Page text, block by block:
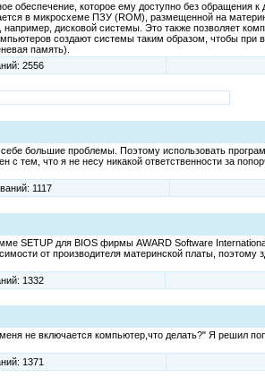
которое ему доступно без обращения
в микросхеме ПЗУ (ROM), размещенной на
дисковой системы. Это также позволяет
создают системы таким образом, чтобы
память).
2556
большие проблемы. Поэтому использовать
с тем, что я не несу никакой ответственности за
1117
SETUP для BIOS фирмы AWARD Software
от производителя материнской платы, поэтому
1332
не включается компьютер,что делать?" Я решил
1371